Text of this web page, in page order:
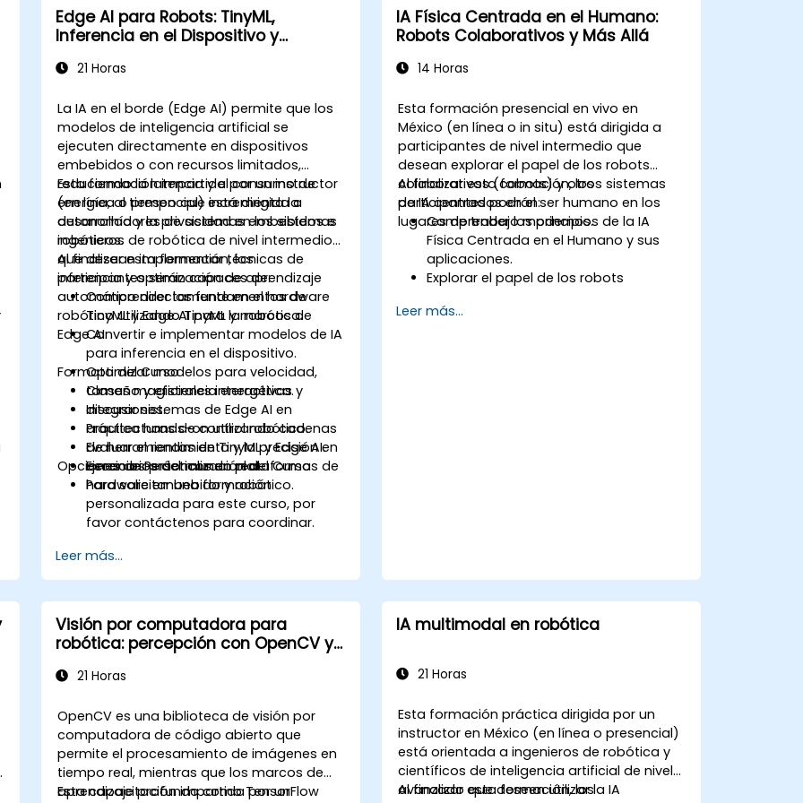
Edge AI para Robots: TinyML,
Inferencia en el Dispositivo y
21 Horas
La IA en el borde (Edge AI) permite que los
modelos de inteligencia artificial se
ejecuten directamente en dispositivos
embebidos o con recursos limitados,
reduciendo la latencia y el consumo de
energía, al tiempo que incrementa la
autonomía y la privacidad en los sistemas
robóticos.
Esta formación impartida por un instructor
(en línea o presencial) está dirigida a
desarrolladores de sistemas embebidos e
ingenieros de robótica de nivel intermedio
que desean implementar técnicas de
inferencia y optimización de aprendizaje
automático directamente en el hardware
robótico utilizando TinyML y marcos de
Edge AI.
Al finalizar esta formación, los
participantes serán capaces de:
Comprender los fundamentos de
TinyML y Edge AI para la robótica.
Convertir e implementar modelos de IA
para inferencia en el dispositivo.
Optimizar modelos para velocidad,
tamaño y eficiencia energética.
Integrar sistemas de Edge AI en
arquitecturas de control robótico.
Evaluar el rendimiento y la precisión en
escenarios del mundo real.
Formato del Curso
Clases magistrales interactivas y
discusiones.
Práctica hands-on utilizando cadenas
de herramientas de TinyML y Edge AI.
Ejercicios prácticos en plataformas de
hardware embebido y robótico.
Opciones de Personalización del Curso
Para solicitar una formación
personalizada para este curso, por
favor contáctenos para coordinar.
Leer más...
IA Física Centrada en el Humano:
Robots Colaborativos y Más Allá
14 Horas
Esta formación presencial en vivo en
México (en línea o in situ) está dirigida a
participantes de nivel intermedio que
desean explorar el papel de los robots
colaborativos (cobots) y otros sistemas
de IA centrados en el ser humano en los
lugares de trabajo modernos.
Al finalizar esta formación, los
participantes podrán:
Comprender los principios de la IA
Física Centrada en el Humano y sus
aplicaciones.
Explorar el papel de los robots
productividad en el lugar de trabajo.
Leer más...
Visión por computadora para
robótica: percepción con OpenCV y
21 Horas
OpenCV es una biblioteca de visión por
computadora de código abierto que
permite el procesamiento de imágenes en
tiempo real, mientras que los marcos de
aprendizaje profundo como TensorFlow
Esta capacitación impartida por un
IA multimodal en robótica
21 Horas
Esta formación práctica dirigida por un
instructor en México (en línea o presencial)
está orientada a ingenieros de robótica y
científicos de inteligencia artificial de nivel
avanzado que deseen utilizar la IA
Al finalizar esta formación, los